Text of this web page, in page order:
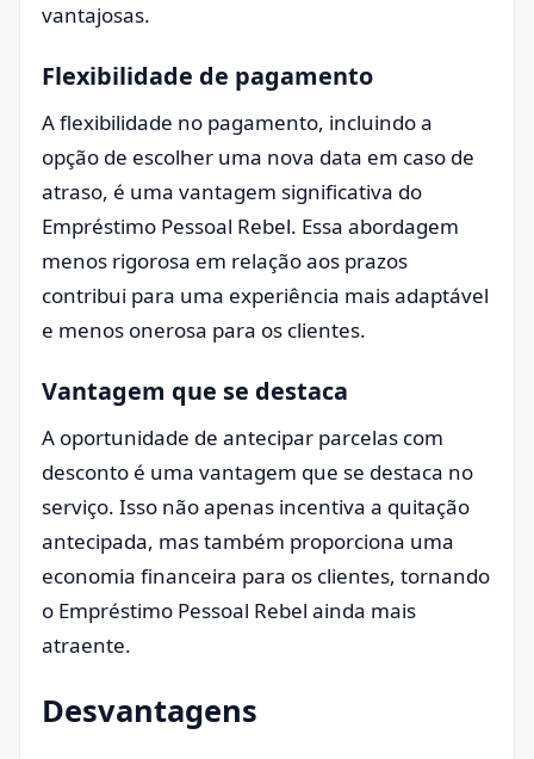
vantajosas.
Flexibilidade de pagamento
A flexibilidade no pagamento, incluindo a
opção de escolher uma nova data em caso de
atraso, é uma vantagem significativa do
Empréstimo Pessoal Rebel. Essa abordagem
menos rigorosa em relação aos prazos
contribui para uma experiência mais adaptável
e menos onerosa para os clientes.
Vantagem que se destaca
A oportunidade de antecipar parcelas com
desconto é uma vantagem que se destaca no
serviço. Isso não apenas incentiva a quitação
antecipada, mas também proporciona uma
economia financeira para os clientes, tornando
o Empréstimo Pessoal Rebel ainda mais
atraente.
Desvantagens